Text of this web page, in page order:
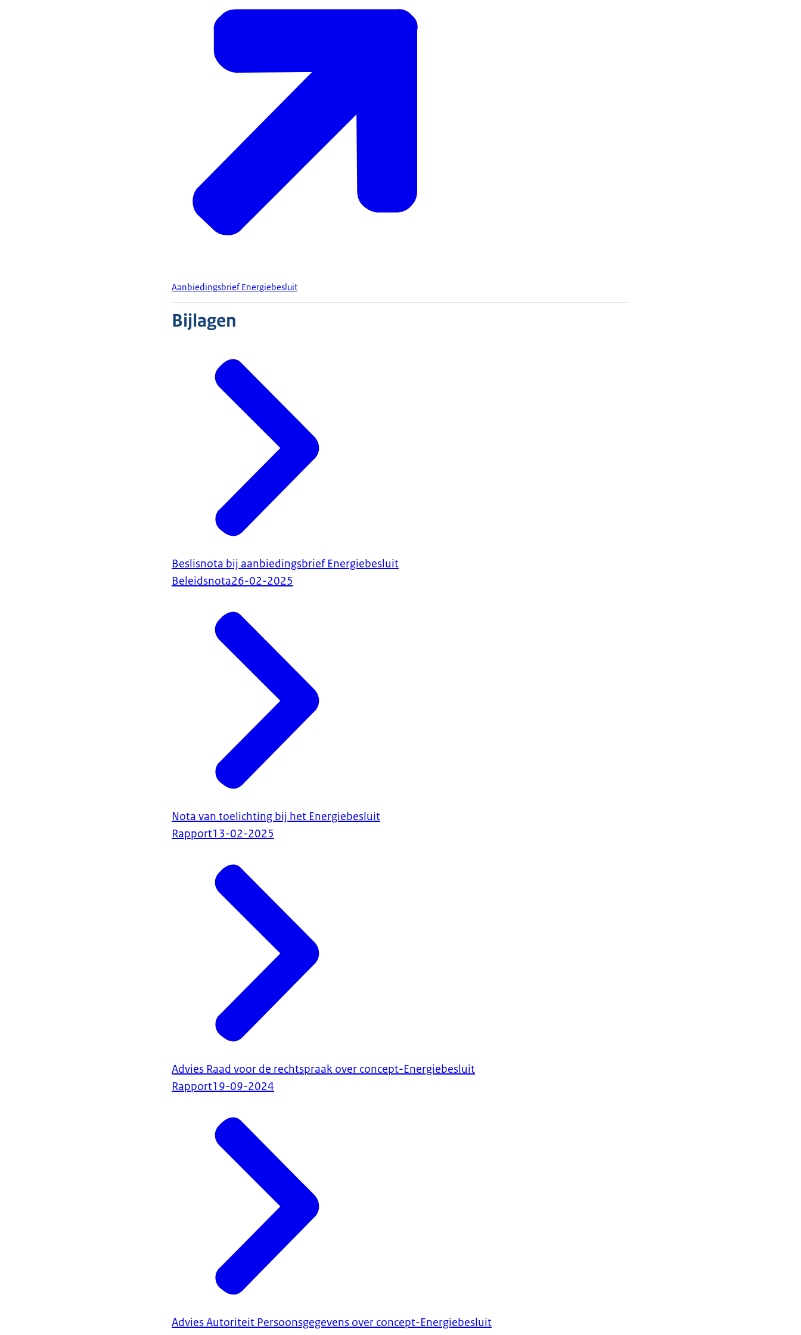
Aanbiedingsbrief Energiebesluit
Bijlagen
Beslisnota bij aanbiedingsbrief Energiebesluit
Beleidsnota26-02-2025
Nota van toelichting bij het Energiebesluit
Rapport13-02-2025
Advies Raad voor de rechtspraak over concept-Energiebesluit
Rapport19-09-2024
Advies Autoriteit Persoonsgegevens over concept-Energiebesluit